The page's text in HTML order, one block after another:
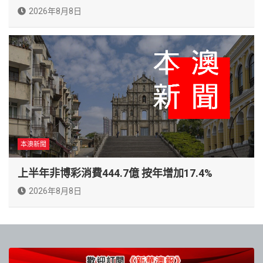
2026年8月8日
本澳新聞
上半年非博彩消費444.7億 按年增加17.4%
2026年8月8日